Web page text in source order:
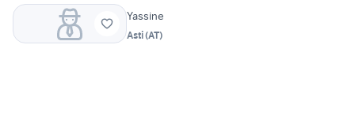
Yassine
Asti(AT)